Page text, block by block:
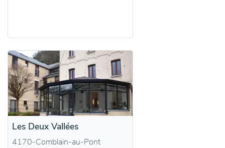
Les Deux Vallées
4170-Comblain-au-Pont